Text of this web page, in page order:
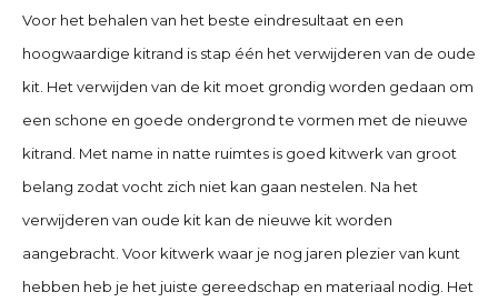
Voor het behalen van het beste eindresultaat en een
hoogwaardige kitrand is stap één het verwijderen van de oude
kit. Het verwijden van de kit moet grondig worden gedaan om
een schone en goede ondergrond te vormen met de nieuwe
kitrand. Met name in natte ruimtes is goed kitwerk van groot
belang zodat vocht zich niet kan gaan nestelen. Na het
verwijderen van oude kit kan de nieuwe kit worden
aangebracht. Voor kitwerk waar je nog jaren plezier van kunt
hebben heb je het juiste gereedschap en materiaal nodig. Het